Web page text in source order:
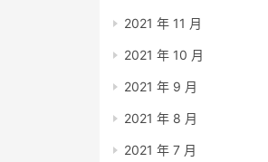
2021 年 11 月
2021 年 10 月
2021 年 9 月
2021 年 8 月
2021 年 7 月